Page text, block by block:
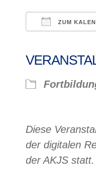
ZUM
Diese
der digitalen
der AKJS statt.